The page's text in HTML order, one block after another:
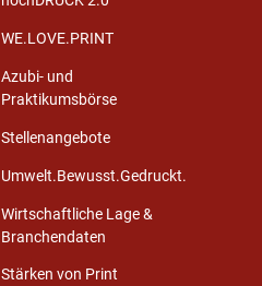
WE.LOVE.PRINT
Azubi- und
Praktikumsbörse
Stellenangebote
Umwelt.Bewusst.Gedruckt.
Wirtschaftliche Lage &
Branchendaten
Stärken von Print